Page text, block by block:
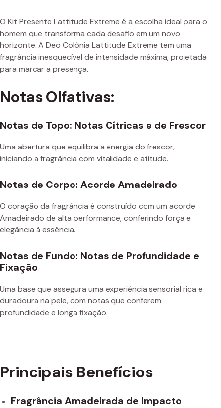
O Kit Presente Lattitude Extreme é a escolha ideal para o
homem que transforma cada desafio em um novo
horizonte. A Deo Colônia Lattitude Extreme tem uma
fragrância inesquecível de intensidade máxima, projetada
para marcar a presença.
Notas Olfativas:
Notas de Topo: Notas Cítricas e de Frescor
Uma abertura que equilibra a energia do frescor,
iniciando a fragrância com vitalidade e atitude.
Notas de Corpo: Acorde Amadeirado
O coração da fragrância é construído com um acorde
Amadeirado de alta performance, conferindo força e
elegância à essência.
Notas de Fundo: Notas de Profundidade e
Fixação
Uma base que assegura uma experiência sensorial rica e
duradoura na pele, com notas que conferem
profundidade e longa fixação.
Principais Benefícios
Fragrância Amadeirada de Impacto